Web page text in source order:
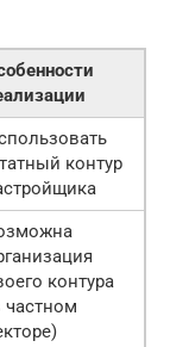
контур
контура
частном